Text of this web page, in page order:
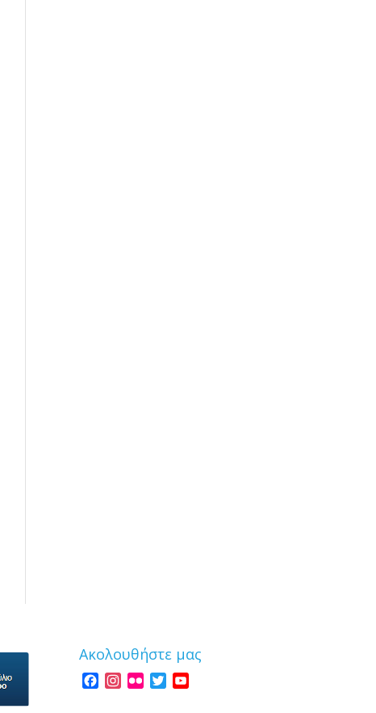
Ακολουθήστε μας
Facebook
Instagram
Flickr Twitter